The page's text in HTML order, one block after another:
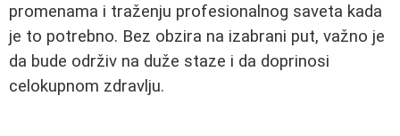
promenama i traženju profesionalnog saveta kada
je to potrebno. Bez obzira na izabrani put, važno je
da bude održiv na duže staze i da doprinosi
celokupnom zdravlju.